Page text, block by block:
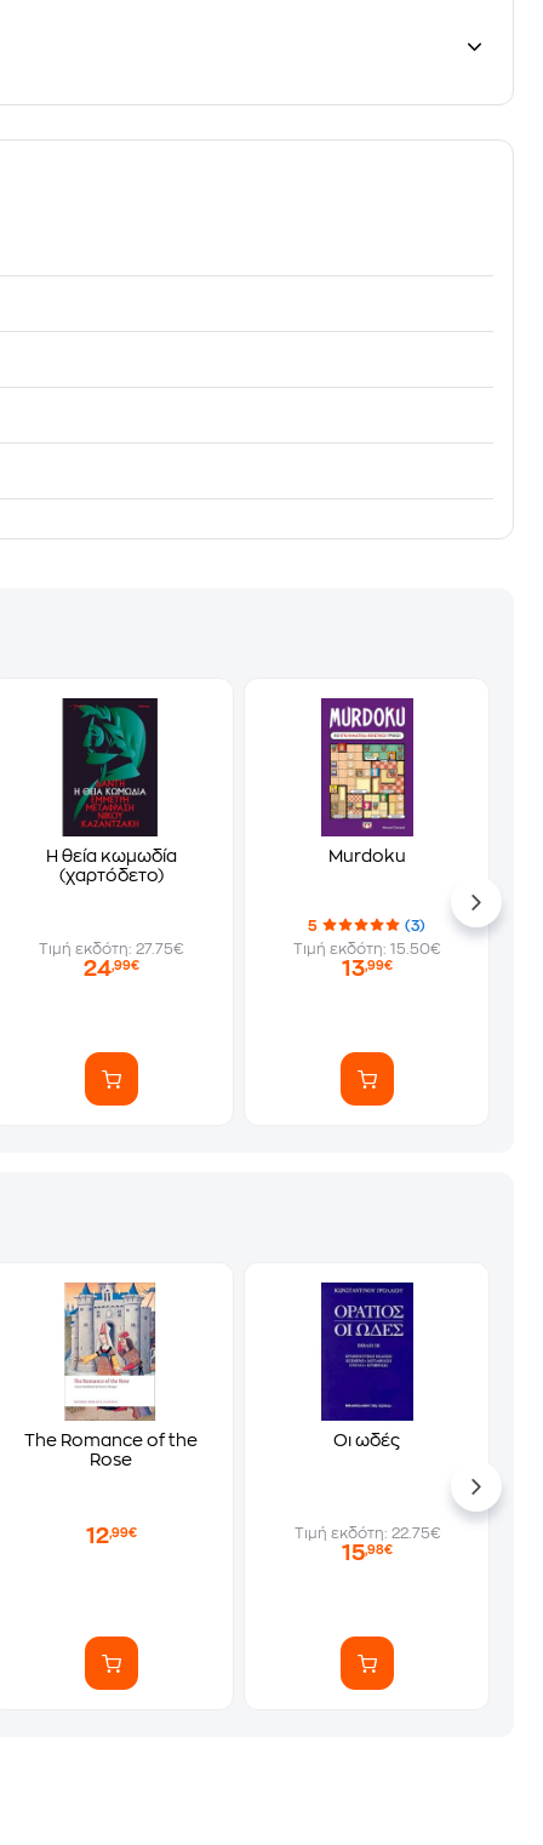
Η θεία κωμωδία
(χαρτόδετο)
Τιμή εκδότη: 27.75€
24,99€
Murdoku
5
(3)
Τιμή εκδότη: 15.50€
13,99€
The Romance of the
Rose
12,99€
Οι ωδές
Τιμή εκδότη: 22.75€
15,98€